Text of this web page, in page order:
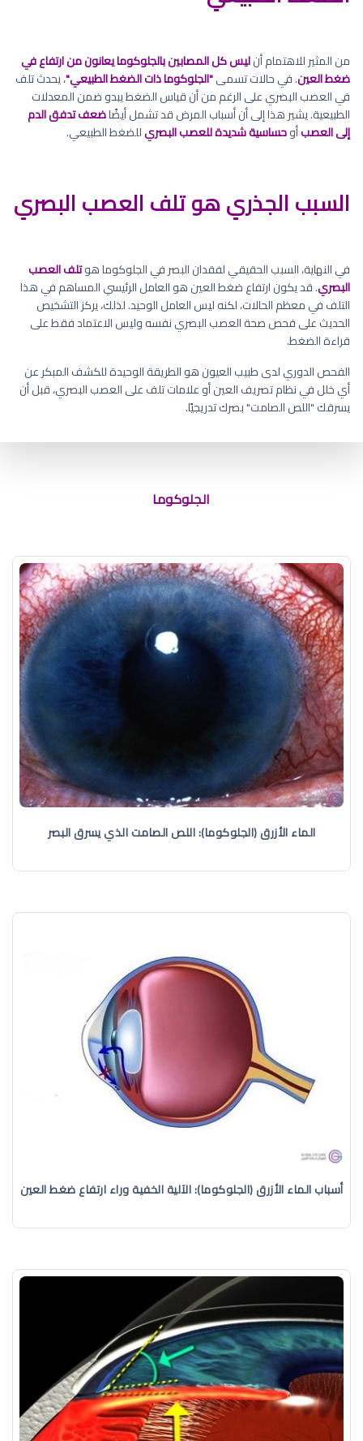
من المثير للاهتمام أنليس كل المصابين بالجلوكوما يعانون من ارتفاع في
ضغط العين. في حالات تسمى"الجلوكوما ذات الضغط الطبيعي"، يحدث تلف
في العصب البصري على الرغم من أن قياس الضغط يبدو ضمن المعدلات
الطبيعية. يشير هذا إلى أن أسباب المرض قد تشمل أيضًاضعف تدفق الدم
إلى العصبأوحساسية شديدة للعصب البصريللضغط الطبيعي.
السبب الجذري هو تلف العصب البصري
في النهاية، السبب الحقيقي لفقدان البصر في الجلوكوما هوتلف العصب
البصري. قد يكون ارتفاع ضغط العين هو العامل الرئيسي المساهم في هذا
التلف في معظم الحالات، لكنه ليس العامل الوحيد. لذلك، يركز التشخيص
الحديث على فحص صحة العصب البصري نفسه وليس الاعتماد فقط على
قراءة الضغط.
الفحص الدوري لدى طبيب العيون هو الطريقة الوحيدة للكشف المبكر عن
أي خلل في نظام تصريف العين أو علامات تلف على العصب البصري، قبل أن
يسرقك "اللص الصامت" بصرك تدريجيًا.
الجلوكوما
الماء الأزرق (الجلوكوما): اللص الصامت الذي يسرق البصر
أسباب الماء الأزرق (الجلوكوما): الآلية الخفية وراء ارتفاع ضغط العين